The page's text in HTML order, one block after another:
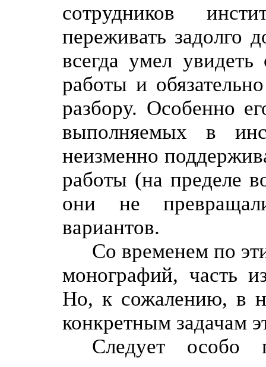
сотрудников
переживать задолго
всегда умел
работы и
разбору. Особенно
выполняемых в
неизменно
работы (на пределе
они не
вариантов.
Со временем по
монографий, часть
Но, к сожалению, в
конкретным задачам
Следует особо